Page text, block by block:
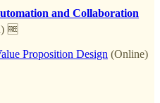
and Collaboration
🆓
Proposition Design (Online)